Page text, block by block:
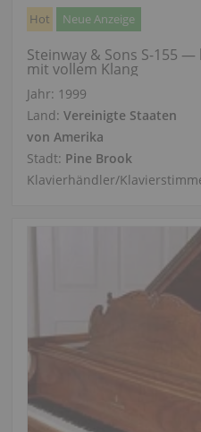
Hot Neue Anzeige
Steinway & Sons S-155
mit vollem Klang
Jahr: 1999
Land: Vereinigte Staaten
von Amerika
Stadt: Pine Brook
Klavierhändler/